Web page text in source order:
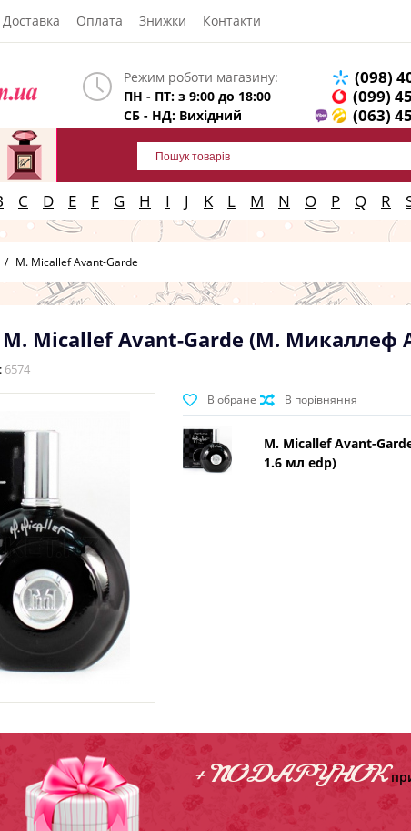
Доставка Оплата Знижки Контакти
Режим роботи магазину:
ПН - ПТ: з 9:00 до 18:00
СБ - НД: Вихідний
(098)
(099)
(063)
C D E F G H I J K L M N O P Q R
M. Micallef Avant-Garde
M. Micallef Avant-Garde (М. Микаллеф
6574
M. Micallef Avant-
1.6 мл edp)
+ ПОДАРУНОК